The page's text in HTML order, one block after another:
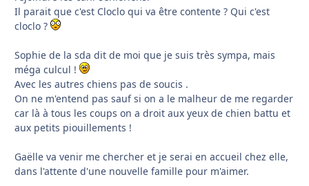
Il parait que c'est Cloclo qui va être contente ? Qui c'est
cloclo ?
Sophie de la sda dit de moi que je suis très sympa, mais
méga culcul !
Avec les autres chiens pas de soucis .
On ne m'entend pas sauf si on a le malheur de me regarder
car là à tous les coups on a droit aux yeux de chien battu et
aux petits piouillements !
Gaëlle va venir me chercher et je serai en accueil chez elle,
dans l'attente d'une nouvelle famille pour m'aimer.